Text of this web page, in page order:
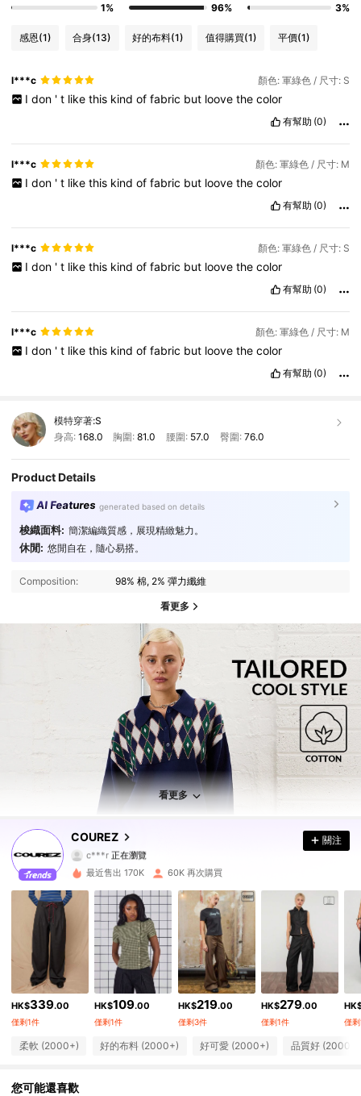
1%
96%
3%
感恩(1) 合身(13) 好的布料(1) 值得購買(1) 平價(1)
l***c 顏色: 軍綠色 / 尺寸: S
I don ' t like this kind of fabric but loove the color
有幫助 (0)
l***c 顏色: 軍綠色 / 尺寸: M
I don ' t like this kind of fabric but loove the color
有幫助 (0)
l***c 顏色: 軍綠色 / 尺寸: S
I don ' t like this kind of fabric but loove the color
有幫助 (0)
l***c 顏色: 軍綠色 / 尺寸: M
I don ' t like this kind of fabric but loove the color
有幫助 (0)
模特穿著:S
身高: 168.0 胸圍:81.0 腰圍: 57.0 臀圍: 76.0
Product Details
AI Features generated based on details
梭織面料: 簡潔編織質感，展現精緻魅力。
休閒: 悠閒自在，隨心易搭。
Composition: 98% 棉, 2% 彈力纖維
看更多
看更多
COUREZ
191K 追蹤者
4.78 191K 追蹤者
c***r正在瀏覽
4.78
191K 追蹤者
4.78 191K 追蹤者
191K 追蹤者
4.78 191K 追蹤者
4.78 191K 追蹤者
4.78 191K 追蹤者
關注
最近售出 170K 60K 再次購買
HK$339.00
僅剩1件
HK$109.00
僅剩1件
HK$219.00
僅剩3件
HK$279.00
僅剩1件 僅
柔軟 (2000+) 好的布料 (2000+) 好可愛 (2000+) 品質好 (2000+)
您可能還喜歡